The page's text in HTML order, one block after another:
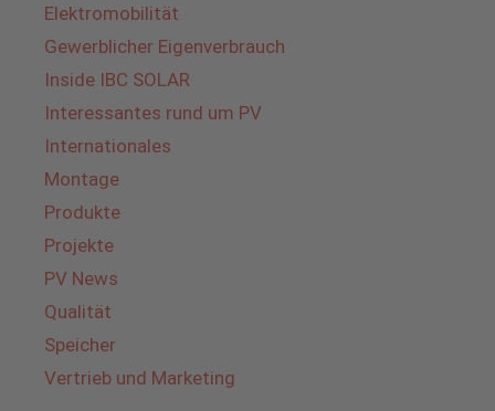
Elektromobilität
Gewerblicher Eigenverbrauch
Inside IBC SOLAR
Interessantes rund um PV
Internationales
Montage
Produkte
Projekte
PV News
Qualität
Speicher
Vertrieb und Marketing